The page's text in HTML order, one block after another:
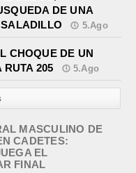
DE UNA
5.Ago
CHOQUE DE UN
205
5.Ago
MASCULINO DE
CADETES:
EL
FINAL